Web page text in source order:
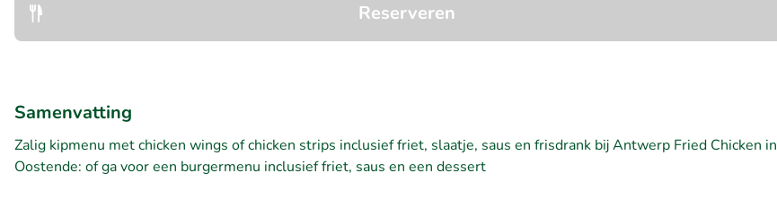
Reserveren
Samenvatting
Zalig kipmenu met chicken wings of chicken strips inclusief friet, slaatje, saus en frisdrank bij Antwerp Fried Chicken in
Oostende: of ga voor een burgermenu inclusief friet, saus en een dessert